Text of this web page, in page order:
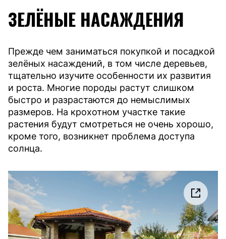
ЗЕЛЁНЫЕ НАСАЖДЕНИЯ
Прежде чем заниматься покупкой и посадкой
зелёных насаждений, в том числе деревьев,
тщательно изучите особенности их развития
и роста. Многие породы растут слишком
быстро и разрастаются до немыслимых
размеров. На крохотном участке такие
растения будут смотреться не очень хорошо,
кроме того, возникнет проблема доступа
солнца.